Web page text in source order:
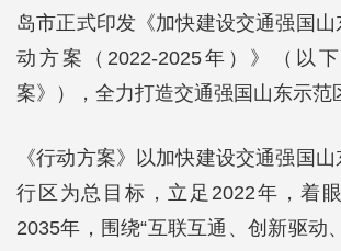
岛市正式印发《加快建设交通强国
动方案（2022-2025年）》（以
案》），全力打造交通强国山东示范
《行动方案》以加快建设交通强国
行区为总目标，立足2022年，着
2035年，围绕“互联互通、创新驱动